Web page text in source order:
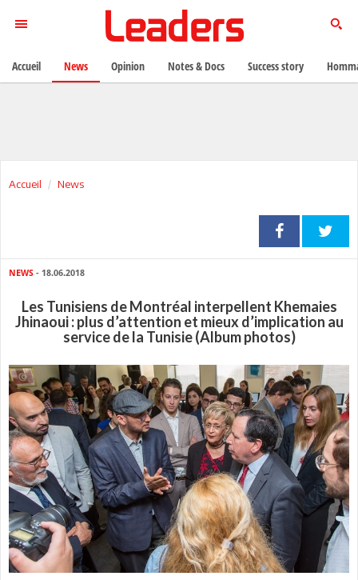
Accueil News
NEWS - 18.06.2018
Les Tunisiens de Montréal interpellent Khemaies
Jhinaoui : plus d’attention et mieux d’implication au
service de la Tunisie (Album photos)
Accueil News Opinion Notes & Docs Success story